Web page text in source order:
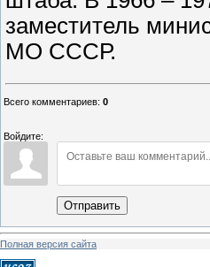
заместитель
МО СССР.
Всего комментариев: 0
Войдите:
Отправить
Полная версия сайта